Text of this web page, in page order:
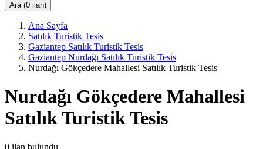
Ara (0 ilan)
Ana Sayfa
Satılık Turistik Tesis
Gaziantep Satılık Turistik Tesis
Gaziantep Nurdağı Satılık Turistik Tesis
Nurdağı Gökçedere Mahallesi Satılık Turistik Tesis
Nurdağı Gökçedere Mahallesi
Satılık Turistik Tesis
0 ilan bulundu